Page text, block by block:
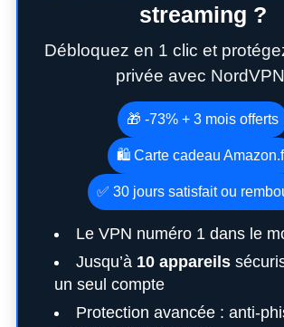
streaming ?
Débloquez en 1 clic et
privée avec
🎁 -73% + 3 mois offerts
🛍️ Carte cadeau
✅ 30 jours satisfait ou
Le VPN numéro 1 dans le
Jusqu’à 10 appareils
un seul compte
Protection avancée : anti-